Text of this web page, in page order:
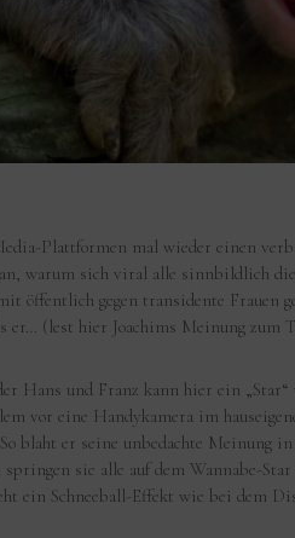
Plattformen mal wieder einen
warum sich viral alle sinnbildlich
öffentlich gegen transidente
er… (lest hier Joachims Meinung zum
Hans und Franz kann hier ein
vor eine Handykamera im
So blaht er seine unbedachte Meinung
sie alle auf dem Wannabe-
ein Schneeball-Effekt wie bei dem